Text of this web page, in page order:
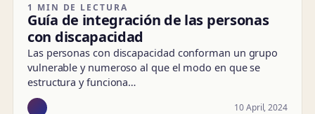
1 MIN DE LECTURA
Guía de integración de las personas
con discapacidad
Las personas con discapacidad conforman un grupo
vulnerable y numeroso al que el modo en que se
estructura y funciona…
10 April, 2024